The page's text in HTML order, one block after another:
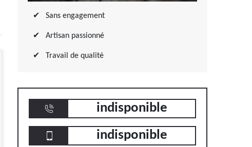
Sans engagement
Artisan passionné
Travail de qualité
indisponible
indisponible